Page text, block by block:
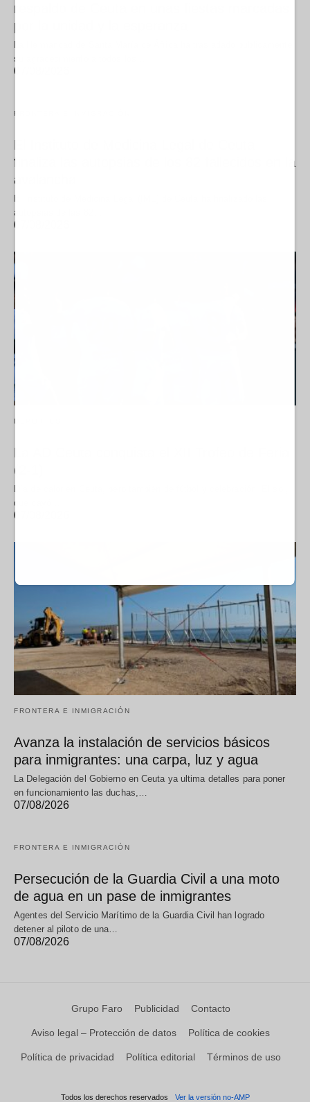
respaldo de Ceuta en unas fiestas marcadas
por la unidad y la esperanza
su agradecimiento a todos los…
07/08/2026
FRONTERA E INMIGRACIÓN
El Instituto de Medicina Legal de Ceuta
finaliza las autopsias de los 82 fallecidos en la
avalancha
autopsias de las 82…
07/08/2026
DEPORTES
La AD Ceuta conquista el XII Trofeo de Feria
(2-1)
que cayó…
07/08/2026
FRONTERA E INMIGRACIÓN
Avanza la instalación de servicios básicos
para inmigrantes: una carpa, luz y agua
La Delegación del Gobierno en Ceuta ya ultima detalles para poner
en funcionamiento las duchas,…
07/08/2026
FRONTERA E INMIGRACIÓN
Persecución de la Guardia Civil a una moto
de agua en un pase de inmigrantes
Agentes del Servicio Marítimo de la Guardia Civil han logrado
detener al piloto de una…
07/08/2026
Grupo Faro Publicidad Contacto
Aviso legal – Protección de datos Política de cookies
Política de privacidad Política editorial Términos de uso
Todos los derechos reservados Ver la versión no-AMP